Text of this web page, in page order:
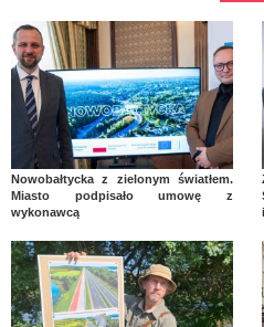
Nowobałtycka z zielonym światłem.
Miasto podpisało umowę z
wykonawcą